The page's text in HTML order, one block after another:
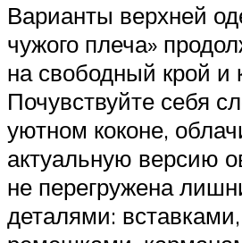
Варианты верхней
чужого плеча»
на свободный крой и
Почувствуйте себя
уютном коконе,
актуальную версию
не перегружена
деталями: